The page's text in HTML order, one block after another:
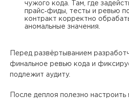
чужого кода. Там, где
прайс‑фиды, тесты и ревью
контракт корректно
аномальные значения.
Перед развёртыванием
финальное ревью кода и
подлежит аудиту.
После деплоя полезно настроить